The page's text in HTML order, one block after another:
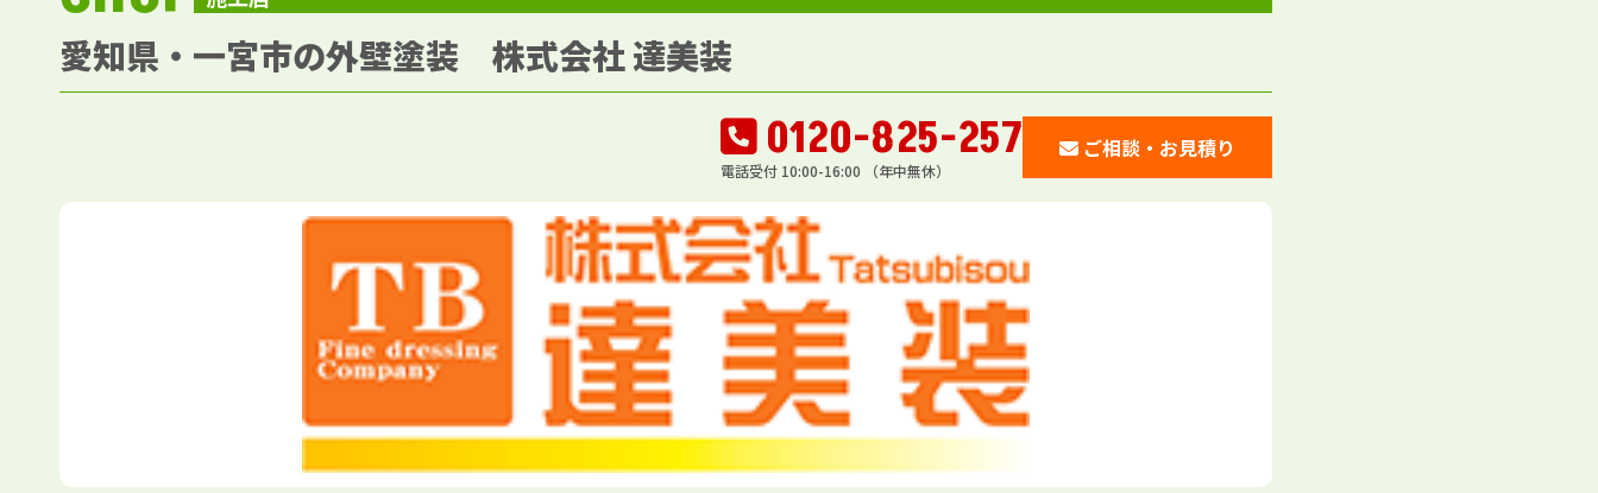
愛知県・一宮市の外壁塗装 株式会社 達美装
0120-825-257
電話受付 10:00-16:00 （年中無休）
ご相談・お見積り